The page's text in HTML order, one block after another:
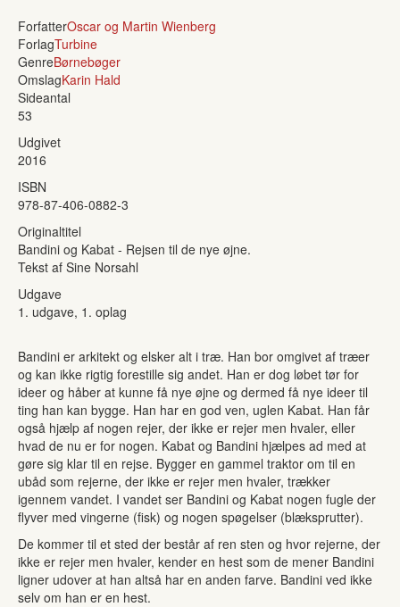
ForfatterOscar og Martin Wienberg
ForlagTurbine
GenreBørnebøger
OmslagKarin Hald
Sideantal
53
Udgivet
2016
ISBN
978-87-406-0882-3
Originaltitel
Bandini og Kabat - Rejsen til de nye øjne.
Tekst af Sine Norsahl
Udgave
1. udgave, 1. oplag
Bandini er arkitekt og elsker alt i træ. Han bor omgivet af træer
og kan ikke rigtig forestille sig andet. Han er dog løbet tør for
ideer og håber at kunne få nye øjne og dermed få nye ideer til
ting han kan bygge. Han har en god ven, uglen Kabat. Han får
også hjælp af nogen rejer, der ikke er rejer men hvaler, eller
hvad de nu er for nogen. Kabat og Bandini hjælpes ad med at
gøre sig klar til en rejse. Bygger en gammel traktor om til en
ubåd som rejerne, der ikke er rejer men hvaler, trækker
igennem vandet. I vandet ser Bandini og Kabat nogen fugle der
flyver med vingerne (fisk) og nogen spøgelser (blæksprutter).
De kommer til et sted der består af ren sten og hvor rejerne, der
ikke er rejer men hvaler, kender en hest som de mener Bandini
ligner udover at han altså har en anden farve. Bandini ved ikke
selv om han er en hest.